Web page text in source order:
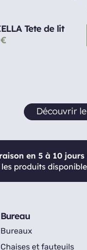
Tete de lit
€
Découvrir
en 5 à 10 jours
les produits
Bureau
Bureaux
Chaises et fauteuils